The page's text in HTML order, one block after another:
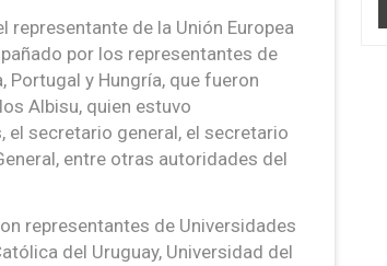
de la Unión Europea
por los representantes de
Portugal y Hungría, que fueron
Albisu, quien estuvo
secretario general, el secretario
entre otras autoridades del
representantes de Universidades
del Uruguay, Universidad del